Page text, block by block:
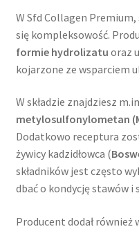
W Sfd Collagen
się kompleksowość.
formie hydrolizatu oraz
kojarzone ze wsparciem
W składzie znajdziesz
metylosulfonylometan
Dodatkowo receptura
żywicy kadzidłowca (
składników jest często
dbać o kondycję stawów
Producent dodał również